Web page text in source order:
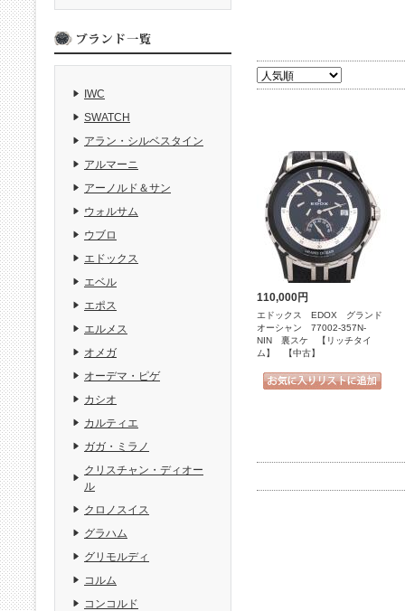
110,000円
エドックス EDOX グランド
オーシャン 77002-357N-
NIN 裏スケ 【リッチタイ
ム】 【中古】
IWC
SWATCH
アラン・シルベスタイン
アルマーニ
アーノルド＆サン
ウォルサム
ウブロ
エドックス
エベル
エポス
エルメス
オメガ
オーデマ・ピゲ
カシオ
カルティエ
ガガ・ミラノ
クリスチャン・ディオー
ル
クロノスイス
グラハム
グリモルディ
コルム
コンコルド